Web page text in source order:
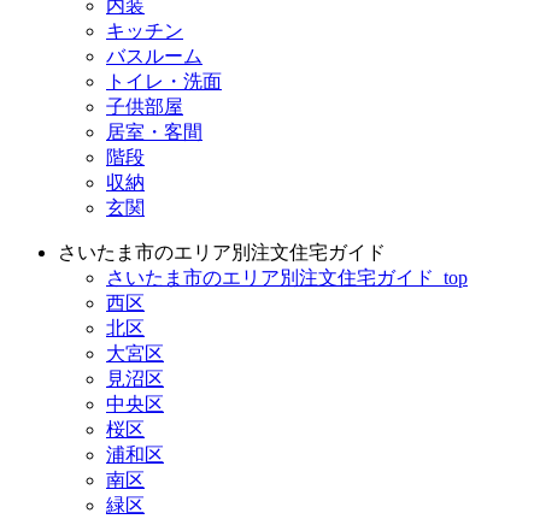
内装
キッチン
バスルーム
トイレ・洗面
子供部屋
居室・客間
階段
収納
玄関
さいたま市のエリア別注文住宅ガイド
さいたま市のエリア別注文住宅ガイド_top
西区
北区
大宮区
見沼区
中央区
桜区
浦和区
南区
緑区